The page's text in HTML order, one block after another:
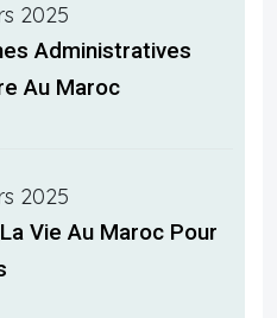
2025
Administratives
Au Maroc
2025
Vie Au Maroc Pour